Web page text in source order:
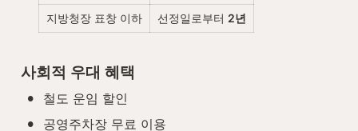
지방청장 표창 이하 선정일로부터 2년
사회적 우대 혜택
• 철도 운임 할인
• 공영주차장 무료 이용